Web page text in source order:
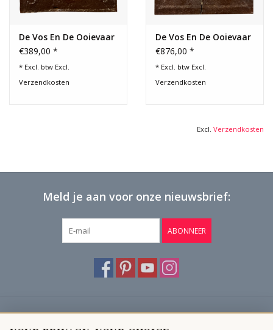
De Vos En De Ooievaar
€389,00 *
* Excl. btw Excl.
Verzendkosten
De Vos En De Ooievaar
€876,00 *
* Excl. btw Excl.
Verzendkosten
Excl. Verzendkosten
Meld je aan voor onze nieuwsbrief:
ABONNEER